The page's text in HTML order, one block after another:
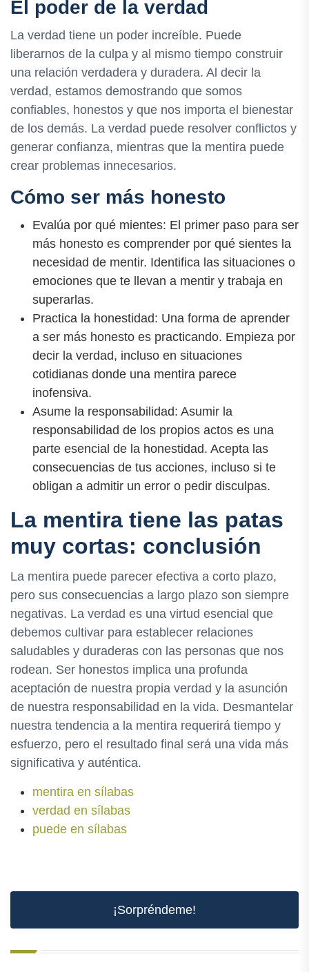
El poder de la verdad
La verdad tiene un poder increíble. Puede
liberarnos de la culpa y al mismo tiempo construir
una relación verdadera y duradera. Al decir la
verdad, estamos demostrando que somos
confiables, honestos y que nos importa el bienestar
de los demás. La verdad puede resolver conflictos y
generar confianza, mientras que la mentira puede
crear problemas innecesarios.
Cómo ser más honesto
Evalúa por qué mientes: El primer paso para ser
más honesto es comprender por qué sientes la
necesidad de mentir. Identifica las situaciones o
emociones que te llevan a mentir y trabaja en
superarlas.
Practica la honestidad: Una forma de aprender
a ser más honesto es practicando. Empieza por
decir la verdad, incluso en situaciones
cotidianas donde una mentira parece
inofensiva.
Asume la responsabilidad: Asumir la
responsabilidad de los propios actos es una
parte esencial de la honestidad. Acepta las
consecuencias de tus acciones, incluso si te
obligan a admitir un error o pedir disculpas.
La mentira tiene las patas
muy cortas: conclusión
La mentira puede parecer efectiva a corto plazo,
pero sus consecuencias a largo plazo son siempre
negativas. La verdad es una virtud esencial que
debemos cultivar para establecer relaciones
saludables y duraderas con las personas que nos
rodean. Ser honestos implica una profunda
aceptación de nuestra propia verdad y la asunción
de nuestra responsabilidad en la vida. Desmantelar
nuestra tendencia a la mentira requerirá tiempo y
esfuerzo, pero el resultado final será una vida más
significativa y auténtica.
mentira en sílabas
verdad en sílabas
puede en sílabas
¡Sorpréndeme!